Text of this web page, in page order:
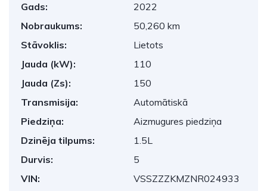
Gads:
2022
Nobraukums:
50,260 km
Stāvoklis:
Lietots
Jauda (kW):
110
Jauda (Zs):
150
Transmisija:
Automātiskā
Piedziņa:
Aizmugures piedziņa
Dzinēja tilpums:
1.5L
Durvis:
5
VIN:
VSSZZZKMZNR024933